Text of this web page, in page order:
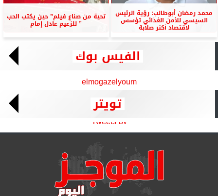
محمد رمضان أبوطالب: رؤية الرئيس
السيسي للأمن الغذائي تؤسس
لاقتصاد أكثر صلابة
تحية من صناع فيلم” حين يكتب الحب
” للزعيم عادل إمام
الفيس بوك
elmogazelyoum
تويتر
Tweets by